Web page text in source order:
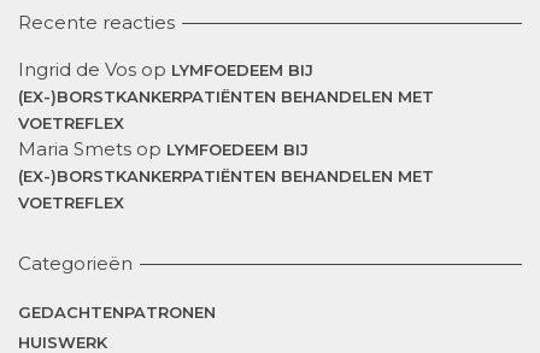
Recente reacties
Ingrid de Vos op LYMFOEDEEM BIJ
(EX-)BORSTKANKERPATIËNTEN BEHANDELEN MET
VOETREFLEX
Maria Smets op LYMFOEDEEM BIJ
(EX-)BORSTKANKERPATIËNTEN BEHANDELEN MET
VOETREFLEX
Categorieën
GEDACHTENPATRONEN
HUISWERK